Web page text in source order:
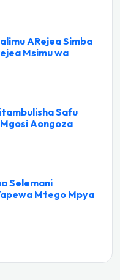
ARejea Simba
Msimu wa
Safu
Aongoza
Selemani
Mtego Mpya